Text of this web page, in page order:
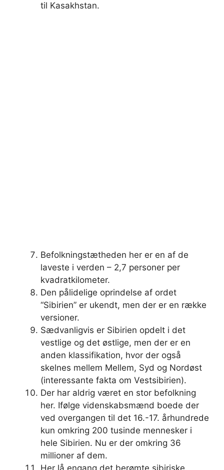
til Kasakhstan.
Befolkningstætheden her er en af ​​de
laveste i verden – 2,7 personer per
kvadratkilometer.
Den pålidelige oprindelse af ordet
“Sibirien” er ukendt, men der er en række
versioner.
Sædvanligvis er Sibirien opdelt i det
vestlige og det østlige, men der er en
anden klassifikation, hvor der også
skelnes mellem Mellem, Syd og Nordøst
(interessante fakta om Vestsibirien).
Der har aldrig været en stor befolkning
her. Ifølge videnskabsmænd boede der
ved overgangen til det 16.-17. århundrede
kun omkring 200 tusinde mennesker i
hele Sibirien. Nu er der omkring 36
millioner af dem.
Her lå engang det berømte sibiriske